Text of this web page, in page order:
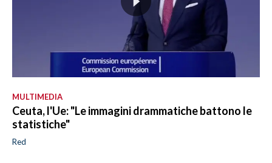
MULTIMEDIA
Ceuta, l'Ue: "Le immagini drammatiche battono le
statistiche"
Red